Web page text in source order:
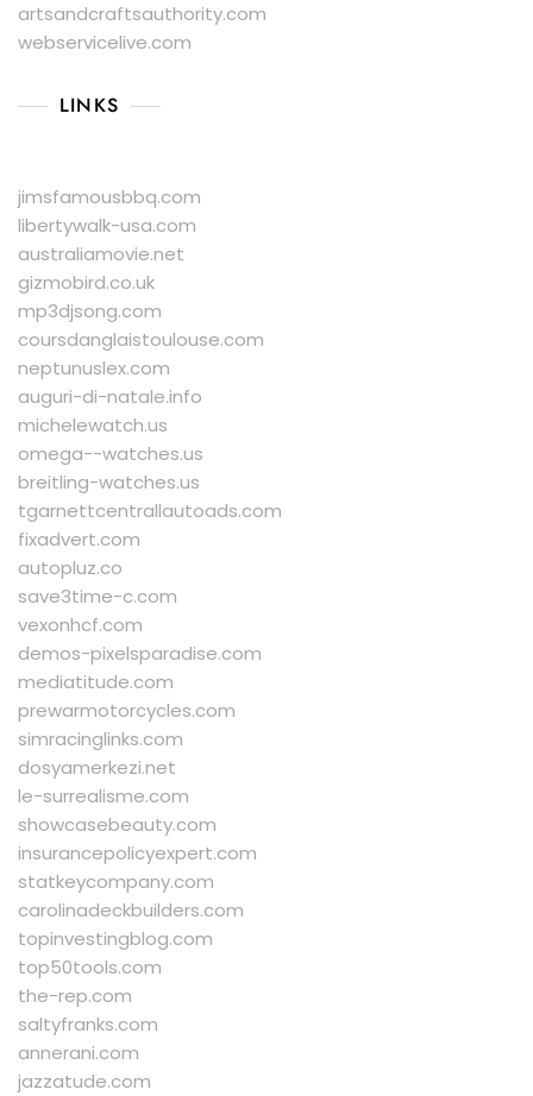
artsandcraftsauthority.com
webservicelive.com
LINKS
jimsfamousbbq.com
libertywalk-usa.com
australiamovie.net
gizmobird.co.uk
mp3djsong.com
coursdanglaistoulouse.com
neptunuslex.com
auguri-di-natale.info
michelewatch.us
omega--watches.us
breitling-watches.us
tgarnettcentrallautoads.com
fixadvert.com
autopluz.co
save3time-c.com
vexonhcf.com
demos-pixelsparadise.com
mediatitude.com
prewarmotorcycles.com
simracinglinks.com
dosyamerkezi.net
le-surrealisme.com
showcasebeauty.com
insurancepolicyexpert.com
statkeycompany.com
carolinadeckbuilders.com
topinvestingblog.com
top50tools.com
the-rep.com
saltyfranks.com
annerani.com
jazzatude.com